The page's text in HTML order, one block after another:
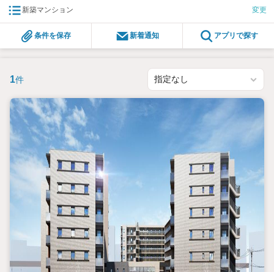
新築マンション 変更
条件を保存 新着通知 アプリで探す
1件